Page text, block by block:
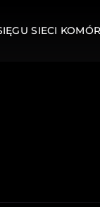
SIECI